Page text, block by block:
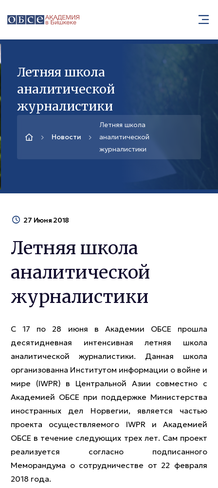
Летняя школа
аналитической
журналистики
Новости
Летняя школа
аналитической
журналистики
27 Июня 2018
Летняя школа
аналитической
журналистики
С 17 по 28 июня в Академии ОБСЕ прошла
десятидневная интенсивная летняя школа
аналитической журналистики. Данная школа
организованна Институтом информации о войне и
мире (IWPR) в Центральной Азии совместно с
Академией ОБСЕ при поддержке Министерства
иностранных дел Норвегии, является частью
проекта осуществляемого IWPR и Академией
ОБСЕ в течение следующих трех лет. Сам проект
реализуется согласно подписанного
Меморандума о сотрудничестве от 22 февраля
2018 года.